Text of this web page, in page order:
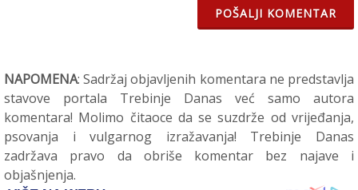
POŠALJI KOMENTAR
NAPOMENA: Sadržaj objavljenih komentara ne predstavlja
stavove portala Trebinje Danas već samo autora
komentara! Molimo čitaoce da se suzdrže od vrijeđanja,
psovanja i vulgarnog izražavanja! Trebinje Danas
zadržava pravo da obriše komentar bez najave i
objašnjenja.